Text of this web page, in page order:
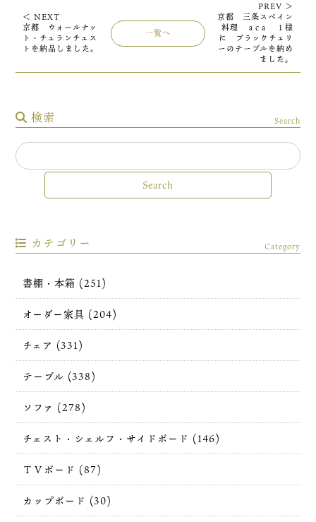
＜ NEXT
京都 ウォールナッ
ト・チュランチェス
トを納品しました。
一覧へ
PREV ＞
京都 三条スペイン
料理 ａcａ １様
に ブラックチェリ
ーのテーブルを納め
ました。
検索 Search
カテゴリー Category
書棚・本箱 (251)
オーダー家具 (204)
チェア (331)
テーブル (338)
ソファ (278)
チェスト・シェルフ・サイドボード (146)
ＴＶボード (87)
カップボード (30)